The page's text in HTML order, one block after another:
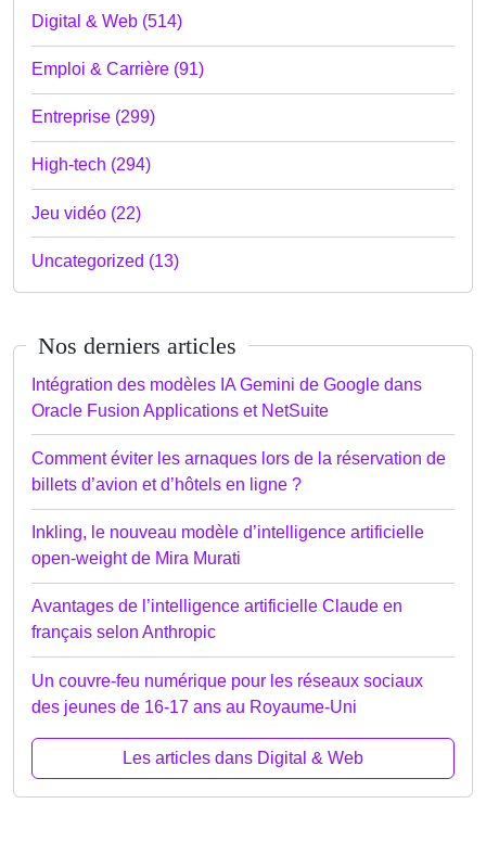
Digital & Web (514)
Emploi & Carrière (91)
Entreprise (299)
High-tech (294)
Jeu vidéo (22)
Uncategorized (13)
Nos derniers articles
Intégration des modèles IA Gemini de Google dans
Oracle Fusion Applications et NetSuite
Comment éviter les arnaques lors de la réservation de
billets d’avion et d’hôtels en ligne ?
Inkling, le nouveau modèle d’intelligence artificielle
open-weight de Mira Murati
Avantages de l’intelligence artificielle Claude en
français selon Anthropic
Un couvre-feu numérique pour les réseaux sociaux
des jeunes de 16-17 ans au Royaume-Uni
Les articles dans Digital & Web